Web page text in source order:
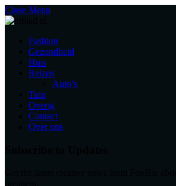
Close Menu
Fashion
Gezondheid
Huis
Reizen
Auto’s
Tuin
Overig
Contact
Over ons